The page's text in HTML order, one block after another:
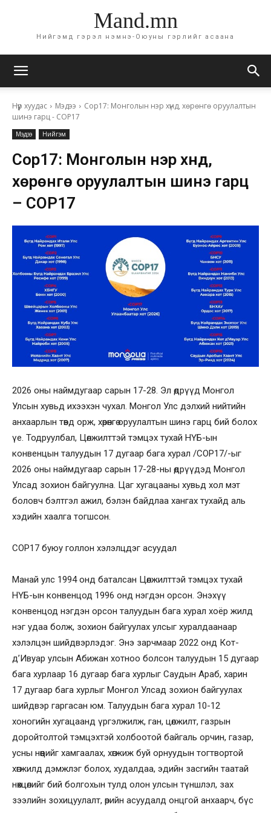
Mand.mn
Нийгэмд гэрэл нэмнэ-Оюуны гэрлийг асаана
Нүүр хуудас Мэдээ
Cop17: Монголын нэр хүнд, хөрөнгө оруулалтын
шинэ гарц - COP17
Мэдээ Нийгэм
Cop17: Монголын нэр хүнд,
хөрөнгө оруулалтын шинэ гарц
– COP17
2026 оны наймдугаар сарын 17-28. Эл өдрүүд Монгол
Улсын хувьд ихээхэн чухал. Монгол Улс дэлхий нийтийн
анхаарлын төвд орж, хөрөнгө оруулалтын шинэ гарц бий болох
үе. Тодруулбал, Цөлжилттэй тэмцэх тухай НҮБ-ын
конвенцын талуудын 17 дугаар бага хурал /COP17/-ыг
2026 оны наймдугаар сарын 17-28-ны өдрүүдэд Монгол
Улсад зохион байгуулна. Цаг хугацааны хувьд хол мэт
боловч бэлтгэл ажил, бэлэн байдлаа хангах тухайд аль
хэдийн хаалга тогшсон.
COP17 буюу голлон хэлэлцдэг асуудал
Манай улс 1994 онд баталсан Цөлжилттэй тэмцэх тухай
НҮБ-ын конвенцод 1996 онд нэгдэн орсон. Энэхүү
конвенцод нэгдэн орсон талуудын бага хурал хоёр жилд
нэг удаа болж, зохион байгуулах улсыг хуралдаанаар
хэлэлцэн шийдвэрлэдэг. Энэ зарчмаар 2022 онд Кот-
д’Ивуар улсын Абижан хотноо болсон талуудын 15 дугаар
бага хурлаар 16 дугаар бага хурлыг Саудын Араб, харин
17 дугаар бага хурлыг Монгол Улсад зохион байгуулах
шийдвэр гаргасан юм. Талуудын бага хурал 10-12
хоногийн хугацаанд үргэлжилж, ган, цөлжилт, газрын
доройтолтой тэмцэхтэй холбоотой байгаль орчин, газар,
усны нөөцийг хамгаалах, хөгжиж буй орнуудын тогтвортой
хөгжилд дэмжлэг болох, худалдаа, эдийн засгийн таатай
нөхцөлийг бий болгохын тулд олон улсын түншлэл, зах
зээлийн зохицуулалт, өрийн асуудалд онцгой анхаарч, бүс